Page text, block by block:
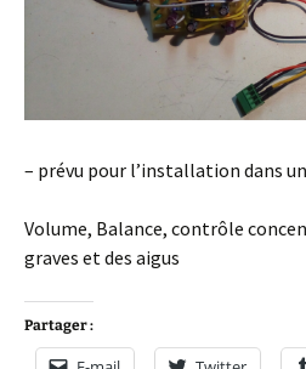
– prévu pour l’installation dans
Volume, Balance, contrôle
graves et des aigus
Partager :